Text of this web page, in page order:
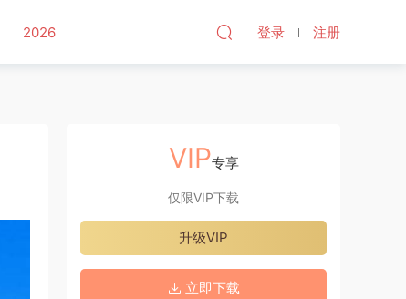
2026 登录 注册
VIP专享
仅限VIP下载
升级VIP
立即下载